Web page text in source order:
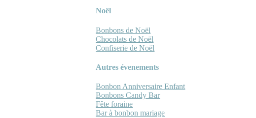
Noël
Bonbons de Noël
Chocolats de Noël
Confiserie de Noël
Autres évenements
Bonbon Anniversaire Enfant
Bonbons Candy Bar
Fête foraine
Bar à bonbon mariage